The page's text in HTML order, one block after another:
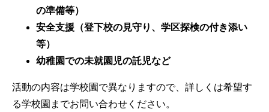
の準備等）
安全支援（登下校の見守り、学区探検の付き添い
等）
幼稚園での未就園児の託児など
活動の内容は学校園で異なりますので、詳しくは希望す
る学校園までお問い合わせください。